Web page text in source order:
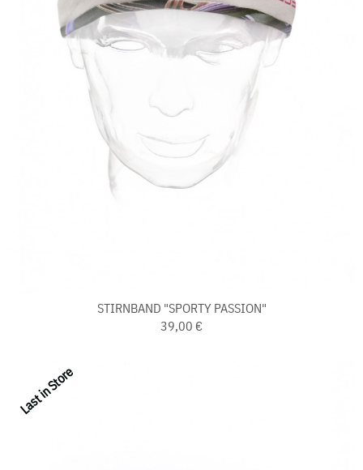
STIRNBAND "SPORTY PASSION"
39,00 €
Last in Store